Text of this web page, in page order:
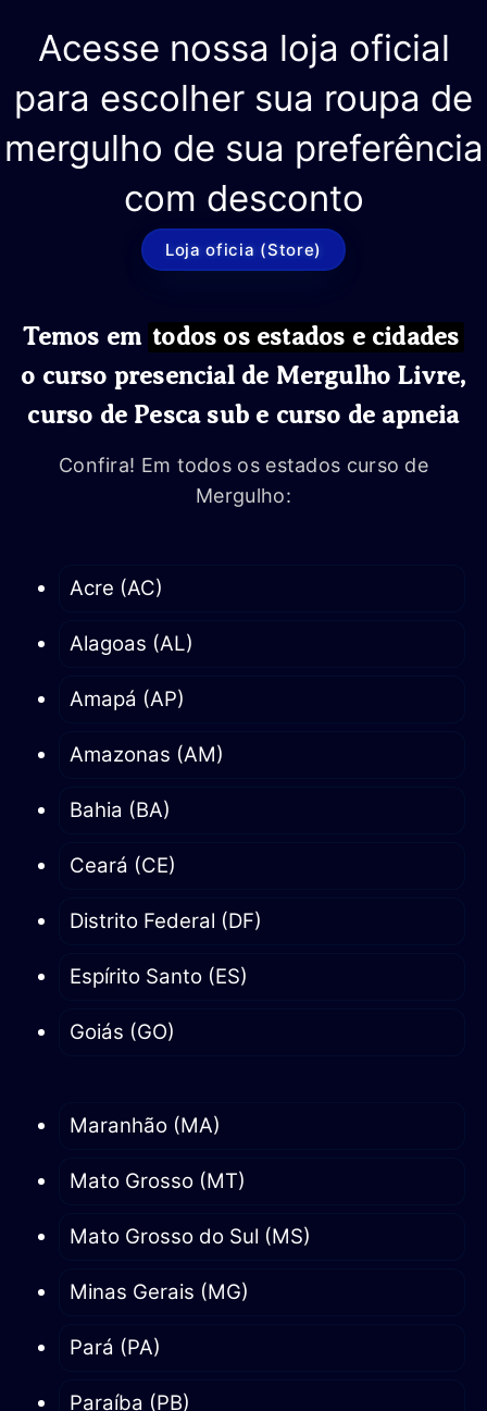
Acesse nossa loja oficial
para escolher sua roupa de
mergulho de sua preferência
com desconto
Loja oficia (Store)
Temos em todos os estados e cidades
o curso presencial de Mergulho Livre,
curso de Pesca sub e curso de apneia
Confira! Em todos os estados curso de
Mergulho:
Acre (AC)
Alagoas (AL)
Amapá (AP)
Amazonas (AM)
Bahia (BA)
Ceará (CE)
Distrito Federal (DF)
Espírito Santo (ES)
Goiás (GO)
Maranhão (MA)
Mato Grosso (MT)
Mato Grosso do Sul (MS)
Minas Gerais (MG)
Pará (PA)
Paraíba (PB)